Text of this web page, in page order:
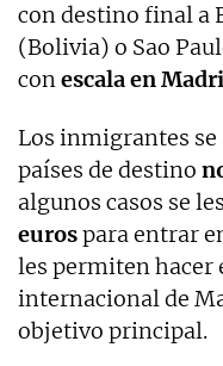
con destino final a
(Bolivia) o Sao
conescala en
Los inmigrantes se
países de destino
algunos casos se
eurospara entrar
les permiten hacer
internacional de
objetivo principal.